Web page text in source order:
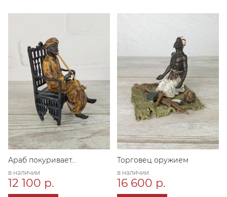
Араб покуривает...
в наличии
12 100 р.
Торговец оружием
в наличии
16 600 р.